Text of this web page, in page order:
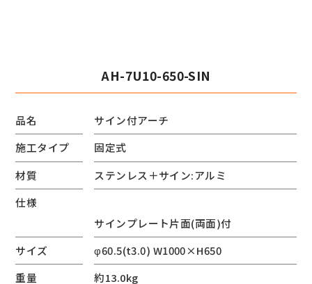
AH-7U10-650-SIN
品名
サイン付アーチ
施工タイプ
固定式
材質
ステンレス＋サイン:アルミ
仕様
サインプレート片面(両面)付
サイズ
φ60.5(t3.0) W1000×H650
重量
約13.0kg